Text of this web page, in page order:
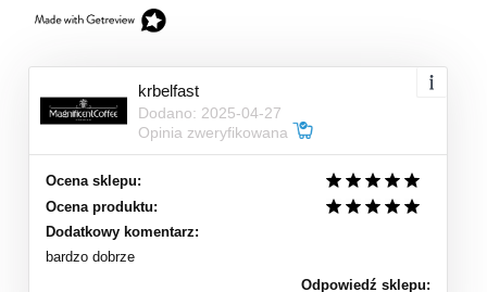
krbelfast
Dodano: 2025-04-27
Opinia zweryfikowana
Ocena sklepu:
Ocena produktu:
Dodatkowy komentarz:
bardzo dobrze
Odpowiedź sklepu: